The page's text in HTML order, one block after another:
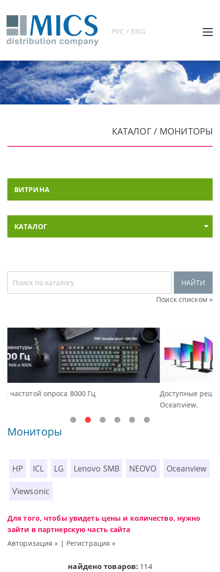
РУС / ENG
КАТАЛОГ / МОНИТОРЫ
ВИТРИНА
КАТАЛОГ
НАЙТИ
Поиск списком »
Доступные решения начального уровня, новые
Мониторы
HP ICL LG Lenovo SMB NEOVO Oceanview
Viewsonic
Для того, чтобы увидеть цены и количество, нужно
зайти в партнерскую часть сайта
Авторизация » | Регистрация »
найдено товаров: 114